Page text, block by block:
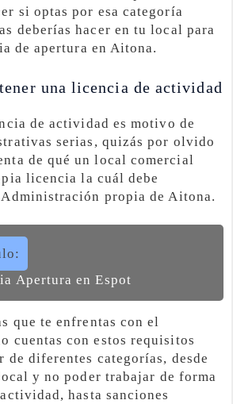
si optas por esa categoría
deberías hacer en tu local para
de apertura en Aitona.
una licencia de actividad
de actividad es motivo de
serias, quizás por olvido
de qué un local comercial
licencia la cuál debe
propia de Aitona.
Apertura en Espot
que te enfrentas con el
cuentas con estos requisitos
de diferentes categorías, desde
y no poder trabajar de forma
hasta sanciones